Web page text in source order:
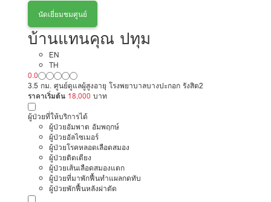
นัดเยี่ยมชมศูนย์
บ้านแทนคุณ ปทุม
EN
TH
0.0
3.5 กม. ศูนย์ดูแลผู้สูงอายุ โรงพยาบาลบางปะกอก รังสิต2
ราคาเริ่มต้น 18,000 บาท
ผู้ป่วยที่ให้บริการได้
ผู้ป่วยอัมพาต อัมพฤกษ์
ผู้ป่วยอัลไซเมอร์
ผู้ป่วยโรคหลอดเลือดสมอง
ผู้ป่วยติดเตียง
ผู้ป่วยเส้นเลือดสมองแตก
ผู้ป่วยที่มาพักฟื้นทำแผลกดทับ
ผู้ป่วยพักฟื้นหลังผ่าตัด